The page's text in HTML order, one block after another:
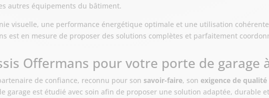
autres équipements du bâtiment.
visuelle, une performance énergétique optimale et une utilisation
est en mesure de proposer des solutions complètes et parfaitement
Offermans pour votre porte de garage
de confiance, reconnu pour son savoir-faire, son exigence de qualité
garage est étudié avec soin afin de proposer une solution adaptée, durable